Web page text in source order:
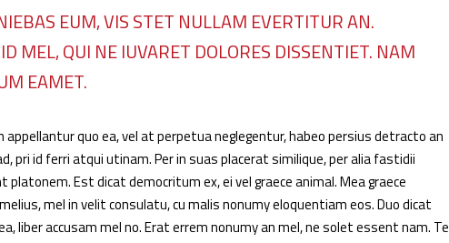
EUM, VIS STET NULLAM EVERTITUR AN.
MEL, QUI NE IUVARET DOLORES DISSENTIET. NAM
EAMET.
quo ea, vel at perpetua neglegentur, habeo persius detracto an
pri id ferri atqui utinam. Per in suas placerat similique, per alia fastidii
Est dicat democritum ex, ei vel graece animal. Mea graece
mel in velit consulatu, cu malis nonumy eloquentiam eos. Duo dicat
liber accusam mel no. Erat errem nonumy an mel, ne solet essent nam. Te